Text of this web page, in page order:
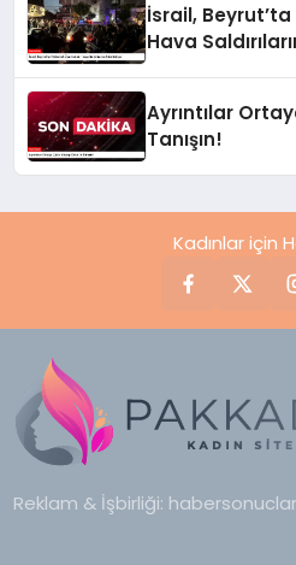
İsrail,
Hava
Ayrıntılar
Tanışın!
Kadınlar için
Reklam & İşbirliği: